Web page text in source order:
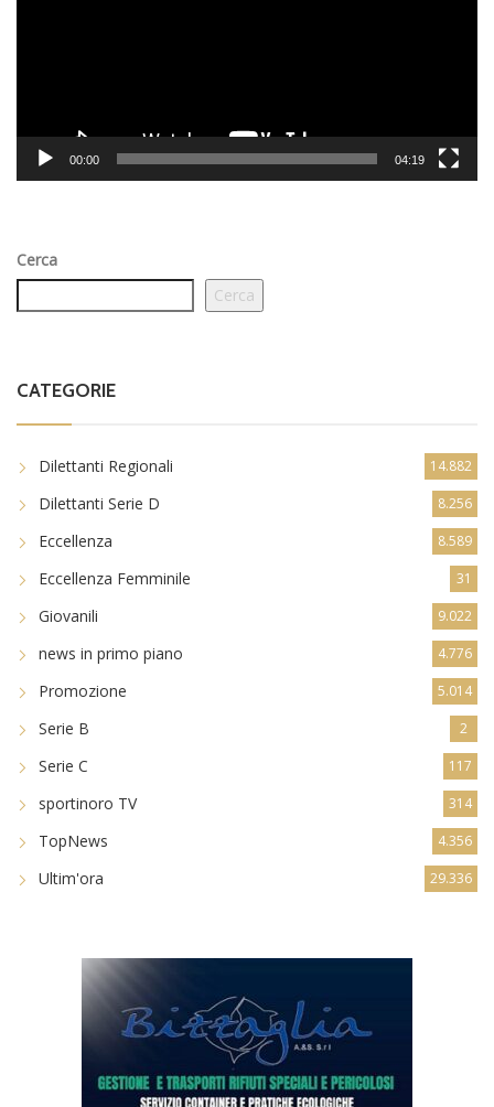
00:00 04:19
Cerca
Cerca
CATEGORIE
Dilettanti Regionali 14.882
Dilettanti Serie D 8.256
Eccellenza 8.589
Eccellenza Femminile 31
Giovanili 9.022
news in primo piano 4.776
Promozione 5.014
Serie B 2
Serie C 117
sportinoro TV 314
TopNews 4.356
Ultim'ora 29.336